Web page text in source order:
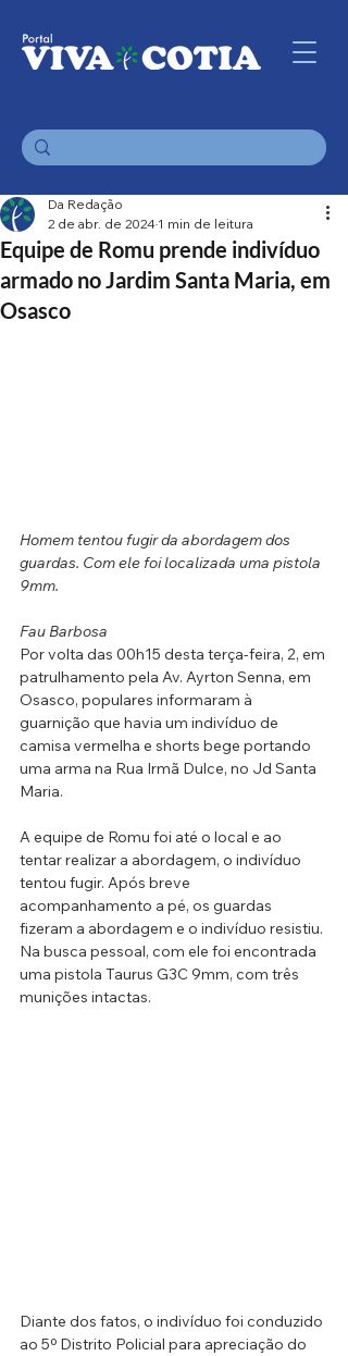
Equipe de Romu prende indivíduo
armado no Jardim Santa Maria, em
Osasco
Da Redação
2 de abr. de 2024 1 min de leitura
Homem tentou fugir da abordagem dos
guardas. Com ele foi localizada uma pistola
9mm.
Fau Barbosa
Por volta das 00h15 desta terça-feira, 2, em
patrulhamento pela Av. Ayrton Senna, em
Osasco, populares informaram à
guarnição que havia um indivíduo de
camisa vermelha e shorts bege portando
uma arma na Rua Irmã Dulce, no Jd Santa
Maria.
A equipe de Romu foi até o local e ao
tentar realizar a abordagem, o indivíduo
tentou fugir. Após breve
acompanhamento a pé, os guardas
fizeram a abordagem e o indivíduo resistiu.
Na busca pessoal, com ele foi encontrada
uma pistola Taurus G3C 9mm, com três
munições intactas.
Diante dos fatos, o indivíduo foi conduzido
ao 5º Distrito Policial para apreciação do